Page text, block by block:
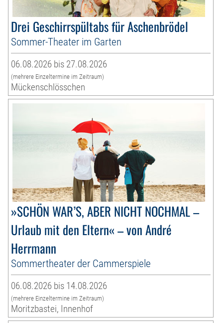
Drei Geschirrspültabs für Aschenbrödel
Sommer-Theater im Garten
06.08.2026 bis 27.08.2026
(mehrere Einzeltermine im Zeitraum)
Mückenschlösschen
»SCHÖN WAR’S, ABER NICHT NOCHMAL –
Urlaub mit den Eltern« – von André
Herrmann
Sommertheater der Cammerspiele
06.08.2026 bis 14.08.2026
(mehrere Einzeltermine im Zeitraum)
Moritzbastei, Innenhof